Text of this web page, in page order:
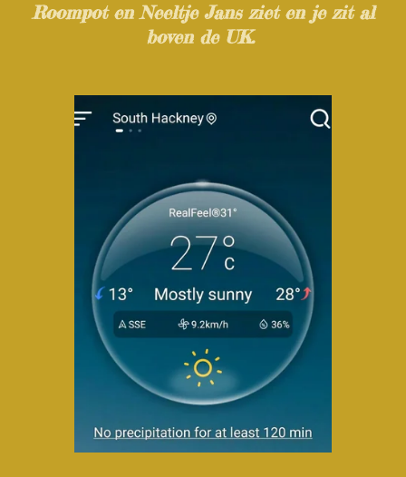
Roompot en Neeltje Jans ziet en je zit al
boven de UK.